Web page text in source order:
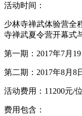
活动时间：
少林寺禅武体验营全
寺禅武夏令营开幕式
第一期：2017年7月
第二期：2017年8月8
活动费用：11200元/位
费用包含：